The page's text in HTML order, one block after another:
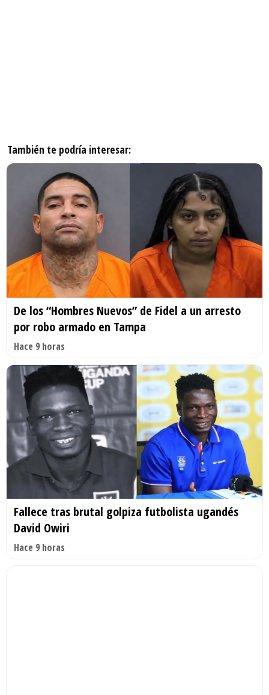
También te podría interesar:
De los “Hombres Nuevos” de Fidel a un arresto
por robo armado en Tampa
Hace 9 horas
Fallece tras brutal golpiza futbolista ugandés
David Owiri
Hace 9 horas